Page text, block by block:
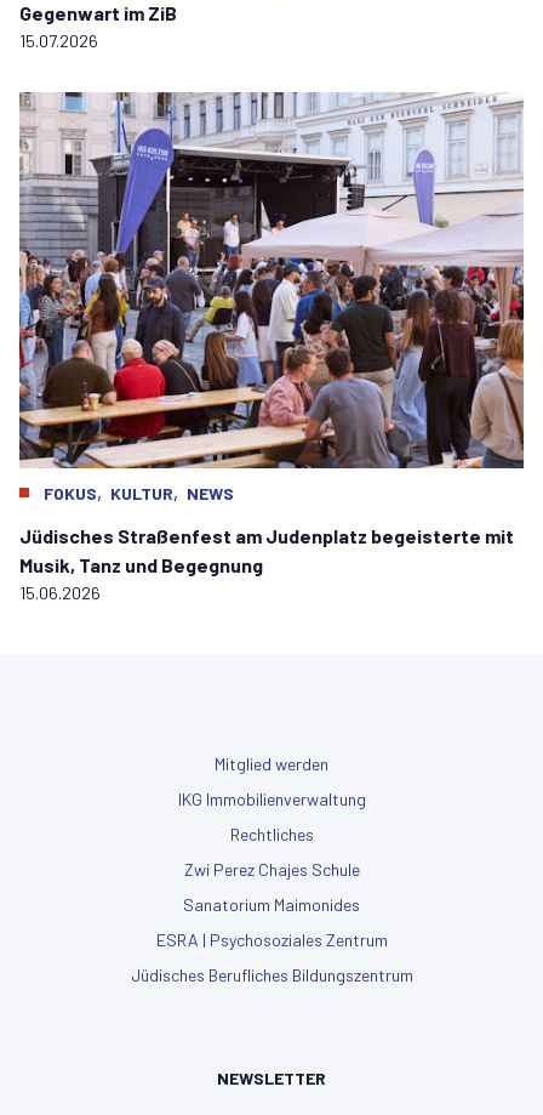
Gegenwart im ZiB
15.07.2026
FOKUS, KULTUR, NEWS
Jüdisches Straßenfest am Judenplatz begeisterte mit
Musik, Tanz und Begegnung
15.06.2026
Mitglied werden
IKG Immobilienverwaltung
Rechtliches
Zwi Perez Chajes Schule
Sanatorium Maimonides
ESRA | Psychosoziales Zentrum
Jüdisches Berufliches Bildungszentrum
NEWSLETTER